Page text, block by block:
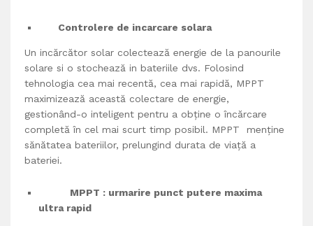
Controlere de incarcare solara
Un incărcător solar colectează energie de la panourile
solare si o stochează in bateriile dvs. Folosind
tehnologia cea mai recentă, cea mai rapidă, MPPT
maximizează această colectare de energie,
gestionând-o inteligent pentru a obține o încărcare
completă în cel mai scurt timp posibil. MPPT
menține
sănătatea bateriilor, prelungind durata de viață a
bateriei.
MPPT : urmarire punct putere maxima
ultra rapid